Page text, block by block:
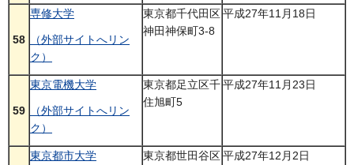
58
専修大学
（外部サイトへリン
ク）
東京都千代田区
神田神保町3-8
平成27年11月18日
59
東京電機大学
（外部サイトへリン
ク）
東京都足立区千
住旭町5
平成27年11月23日
東京都市大学
東京都世田谷区平成27年12月2日